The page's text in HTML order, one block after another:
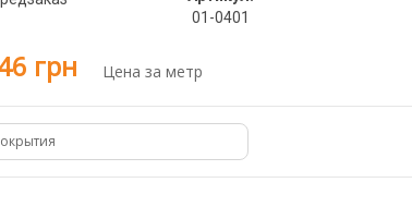
01-0401
грн Цена за метр